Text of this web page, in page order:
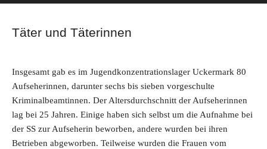
Täter und Täterinnen
Insgesamt gab es im Jugendkonzentrationslager Uckermark 80
Aufseherinnen, darunter sechs bis sieben vorgeschulte
Kriminalbeamtinnen. Der Altersdurchschnitt der Aufseherinnen
lag bei 25 Jahren. Einige haben sich selbst um die Aufnahme bei
der SS zur Aufseherin beworben, andere wurden bei ihren
Betrieben abgeworben. Teilweise wurden die Frauen vom